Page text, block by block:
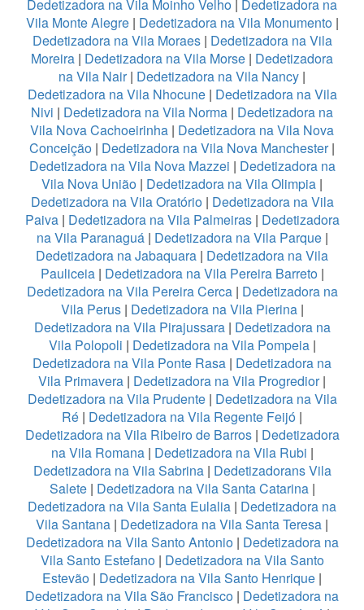
Dedetizadora na Vila Moinho Velho | Dedetizadora na
Vila Monte Alegre| Dedetizadora na Vila Monumento|
Dedetizadora na Vila Moraes| Dedetizadora na Vila
Moreira | Dedetizadora na Vila Morse | Dedetizadora
na Vila Nair| Dedetizadora na Vila Nancy |
Dedetizadora na Vila Nhocune| Dedetizadora na Vila
Nivi | Dedetizadora na Vila Norma | Dedetizadora na
Vila Nova Cachoeirinha | Dedetizadora na Vila Nova
Conceição | Dedetizadora na Vila Nova Manchester|
Dedetizadora na Vila Nova Mazzei | Dedetizadora na
Vila Nova União | Dedetizadora na Vila Olimpia |
Dedetizadora na Vila Oratório| Dedetizadora na Vila
Paiva| Dedetizadora na Vila Palmeiras| Dedetizadora
na Vila Paranaguá| Dedetizadora na Vila Parque|
Dedetizadora na Jabaquara | Dedetizadora na Vila
Pauliceia| Dedetizadora na Vila Pereira Barreto|
Dedetizadora na Vila Pereira Cerca| Dedetizadora na
Vila Perus| Dedetizadora na Vila Pierina|
Dedetizadora na Vila Pirajussara| Dedetizadora na
Vila Polopoli | Dedetizadora na Vila Pompeia|
Dedetizadora na Vila Ponte Rasa | Dedetizadora na
Vila Primavera | Dedetizadora na Vila Progredior|
Dedetizadora na Vila Prudente| Dedetizadora na Vila
Ré | Dedetizadora na Vila Regente Feijó |
Dedetizadora na Vila Ribeiro de Barros| Dedetizadora
na Vila Romana| Dedetizadora na Vila Rubi |
Dedetizadora na Vila Sabrina| Dedetizadorans Vila
Salete| Dedetizadora na Vila Santa Catarina|
Dedetizadora na Vila Santa Eulalia | Dedetizadora na
Vila Santana | Dedetizadora na Vila Santa Teresa |
Dedetizadora na Vila Santo Antonio| Dedetizadora na
Vila Santo Estefano| Dedetizadora na Vila Santo
Estevão | Dedetizadora na Vila Santo Henrique |
Dedetizadora na Vila São Francisco | Dedetizadora na